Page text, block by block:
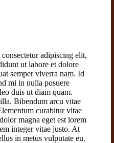
adipiscing elit,
ut labore et dolore
semper viverra nam. Id
mi in nulla posuere
duis ut diam quam.
Bibendum arcu vitae
curabitur vitae
magna eget est lorem
integer vitae justo. At
in metus vulputate eu.